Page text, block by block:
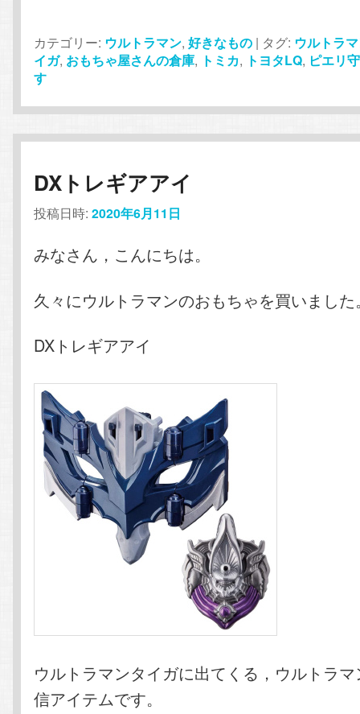
カテゴリー: ウルトラマン,好きなもの | タグ: ウルトラ
イガ, おもちゃ屋さんの倉庫, トミカ, トヨタLQ, ピエリ
す
DXトレギアアイ
投稿日時:2020年6月11日
みなさん，こんにちは。
久々にウルトラマンのおもちゃを買いました
DXトレギアアイ
ウルトラマンタイガに出てくる，ウルトラ
信アイテムです。